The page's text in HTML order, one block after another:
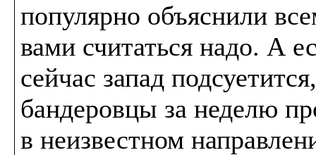
популярно объяснили
вами считаться надо. А
сейчас запад подсуетится,
бандеровцы за неделю
в неизвестном